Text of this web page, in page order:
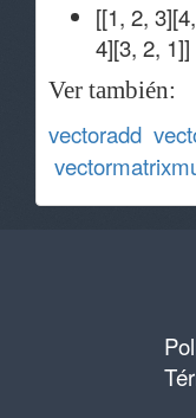
[[1, 2,
4][3, 2, 1]]
Ver también:
vectoradd